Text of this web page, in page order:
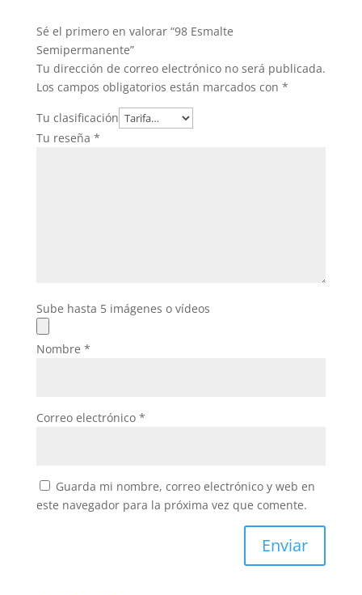
Sé el primero en valorar “98 Esmalte
Semipermanente”
Tu dirección de correo electrónico no será publicada.
Los campos obligatorios están marcados con *
Tu clasificación
Tu reseña *
Sube hasta 5 imágenes o vídeos
Nombre *
Correo electrónico *
Guarda mi nombre, correo electrónico y web en
este navegador para la próxima vez que comente.
Enviar